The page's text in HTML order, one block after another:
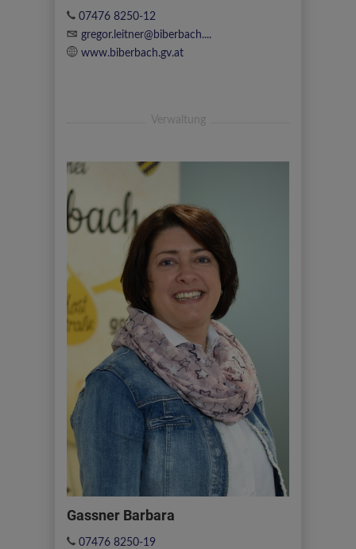
07476 8250-12
gregor.leitner@biberbach....
www.biberbach.gv.at
Verwaltung
Gassner Barbara
07476 8250-19